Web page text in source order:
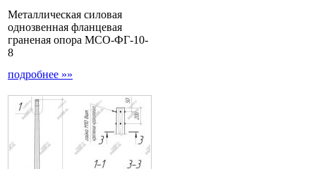
Металлическая силовая
однозвенная фланцевая
граненая опора МСО-ФГ-10-
8
подробнее »»